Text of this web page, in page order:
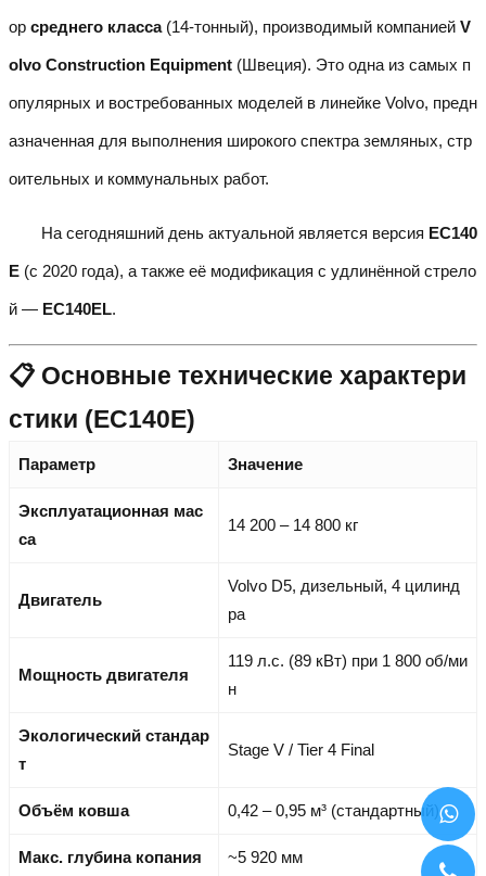
ор среднего класса(14-тонный), производимый компанией V
olvo Construction Equipment (Швеция). Это одна из самых п
опулярных и востребованных моделей в линейке Volvo, предн
азначенная для выполнения широкого спектра земляных, стр
оительных и коммунальных работ.
На сегодняшний день актуальной является версия EC140
E (с 2020 года), а также её модификация с удлинённой стрело
й — EC140EL.
📋 Основные технические характери
стики (EC140E)
Параметр Значение
Эксплуатационная мас
са
14 200 – 14 800 кг
Двигатель
Volvo D5, дизельный, 4 цилинд
ра
Мощность двигателя
119 л.с. (89 кВт) при 1 800 об/ми
н
Экологический стандар
т
Stage V / Tier 4 Final
Объём ковша 0,42 – 0,95 м³ (стандартный)
Макс. глубина копания ~5 920 мм